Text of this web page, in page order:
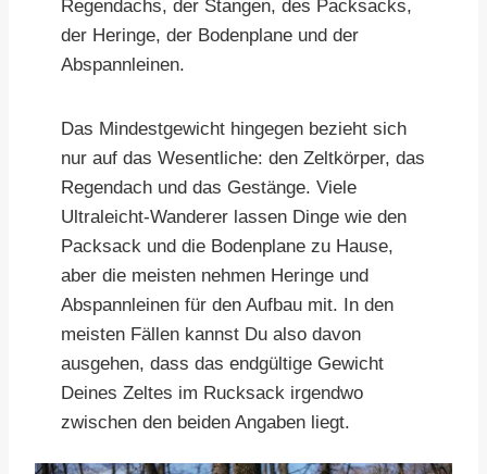
Regendachs, der Stangen, des Packsacks,
der Heringe, der Bodenplane und der
Abspannleinen.
Das Mindestgewicht hingegen bezieht sich
nur auf das Wesentliche: den Zeltkörper, das
Regendach und das Gestänge. Viele
Ultraleicht-Wanderer lassen Dinge wie den
Packsack und die Bodenplane zu Hause,
aber die meisten nehmen Heringe und
Abspannleinen für den Aufbau mit. In den
meisten Fällen kannst Du also davon
ausgehen, dass das endgültige Gewicht
Deines Zeltes im Rucksack irgendwo
zwischen den beiden Angaben liegt.